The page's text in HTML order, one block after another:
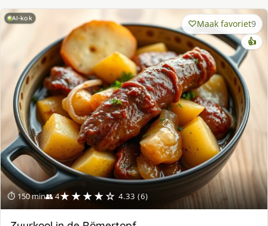
AI-kok
⏱ 150 min👥 4★★★★☆ 4.33 (6)
Maak favoriet9
👍